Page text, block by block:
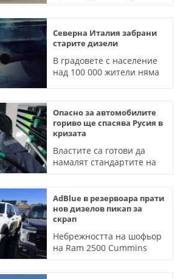
Северна Италия забрани
старите дизели
В градовете с население
над 100 000 жители няма
Опасно за автомобилите
гориво ще спасява Русия в
кризата
Властите са готови да
намалят стандартите на
AdBlue в резервоара прати
нов дизелов пикап за
скрап
Небрежността на шофьор
на Ram 2500 Cummins